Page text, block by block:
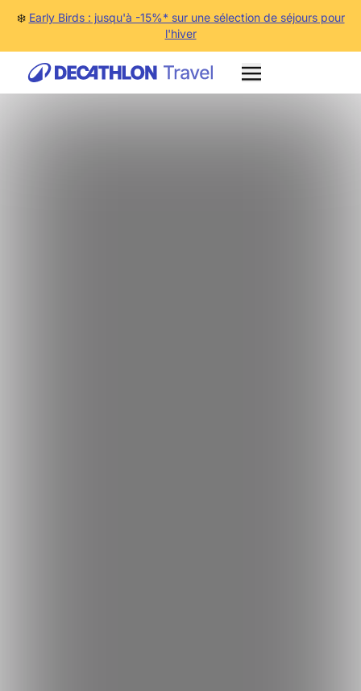
❄️ Early Birds : jusqu'à -15%* sur une sélection de séjours pour
l'hiver